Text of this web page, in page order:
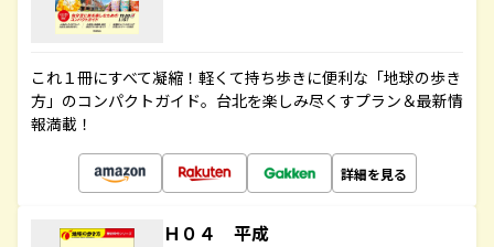
これ１冊にすべて凝縮！軽くて持ち歩きに便利な「地球の歩き
方」のコンパクトガイド。台北を楽しみ尽くすプラン＆最新情
報満載！
詳細を見る
Ｈ０４ 平成